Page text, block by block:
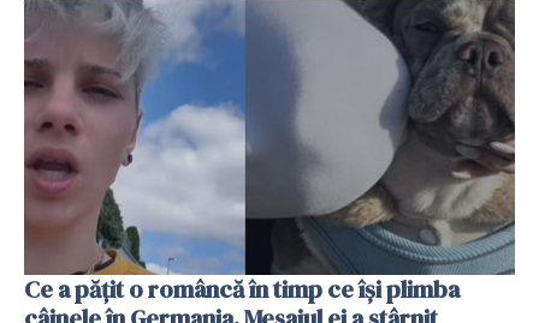
Ce a pățit o româncă în timp ce își plimba